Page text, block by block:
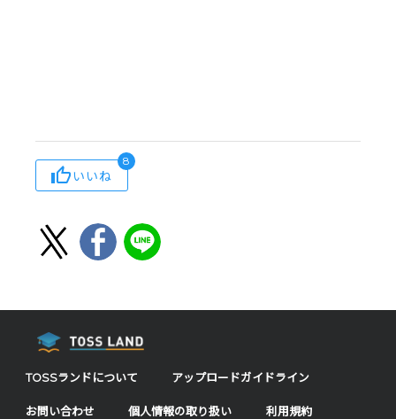
いいね
8
TOSSランドについて アップロードガイドライン
お問い合わせ 個人情報の取り扱い 利用規約